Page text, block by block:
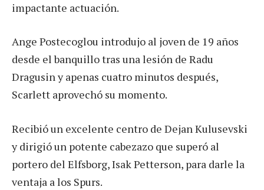
impactante actuación.
Ange Postecoglou introdujo al joven de 19 años
desde el banquillo tras una lesión de Radu
Dragusin y apenas cuatro minutos después,
Scarlett aprovechó su momento.
Recibió un excelente centro de Dejan Kulusevski
y dirigió un potente cabezazo que superó al
portero del Elfsborg, Isak Petterson, para darle la
ventaja a los Spurs.